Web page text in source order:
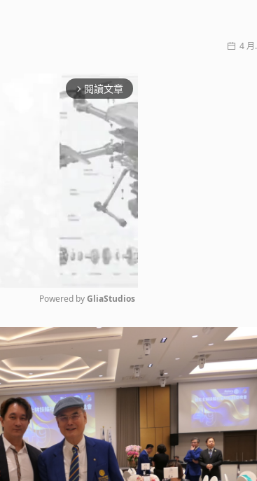
4
arrow_forward_ios 閱讀文章
Mute
Powered by GliaStudios